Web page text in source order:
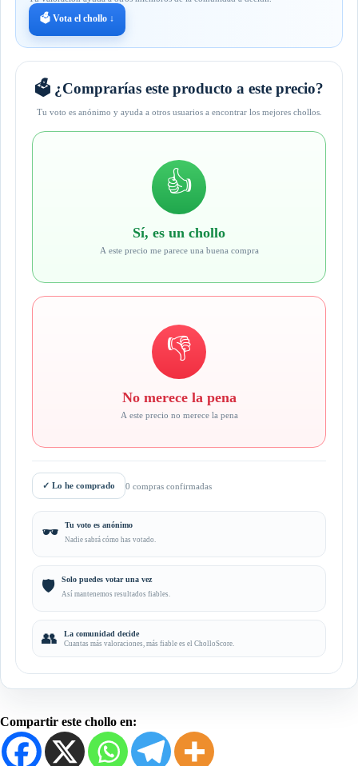
🗳️ Vota el chollo ↓
🗳️ ¿Comprarías este producto a este precio?
Tu voto es anónimo y ayuda a otros usuarios a encontrar los mejores chollos.
👍
Sí, es un chollo
A este precio me parece una buena compra
👎
No merece la pena
A este precio no merece la pena
✓ Lo he comprado 0 compras confirmadas
🕶️ Tu voto es anónimo
Nadie sabrá cómo has votado.
🛡️ Solo puedes votar una vez
Así mantenemos resultados fiables.
👥 La comunidad decide
Cuantas más valoraciones, más fiable es el CholloScore.
Compartir este chollo en: